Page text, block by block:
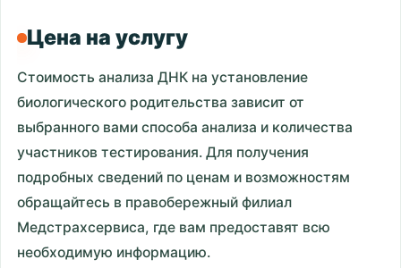
Цена на услугу
Стоимость анализа ДНК на установление
биологического родительства зависит от
выбранного вами способа анализа и количества
участников тестирования. Для получения
подробных сведений по ценам и возможностям
обращайтесь в правобережный филиал
Медстрахсервиса, где вам предоставят всю
необходимую информацию.